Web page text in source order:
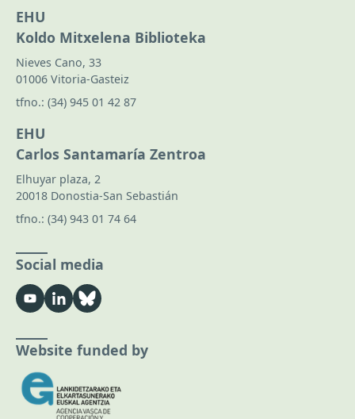
EHU
Koldo Mitxelena Biblioteka
Nieves Cano, 33
01006 Vitoria-Gasteiz
tfno.: (34) 945 01 42 87
EHU
Carlos Santamaría Zentroa
Elhuyar plaza, 2
20018 Donostia-San Sebastián
tfno.: (34) 943 01 74 64
Social media
Website funded by